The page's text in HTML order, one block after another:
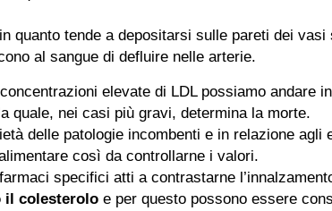
in quanto tende a depositarsi sulle pareti dei
al sangue di defluire nelle arterie.
elevate di LDL possiamo andare
quale, nei casi più gravi, determina la morte.
delle patologie incombenti e in relazione
così da controllarne i valori.
specifici atti a contrastarne
il colesterolo e per questo possono essere